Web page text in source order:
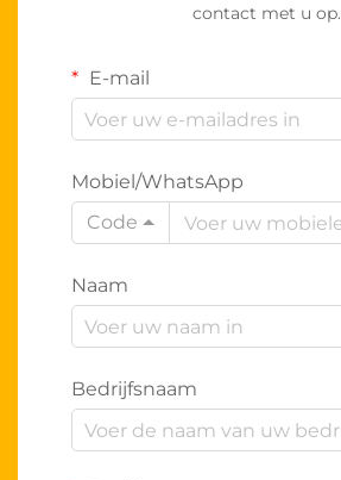
contact met u op.
E-mail
Mobiel/WhatsApp
Code
Naam
Bedrijfsnaam